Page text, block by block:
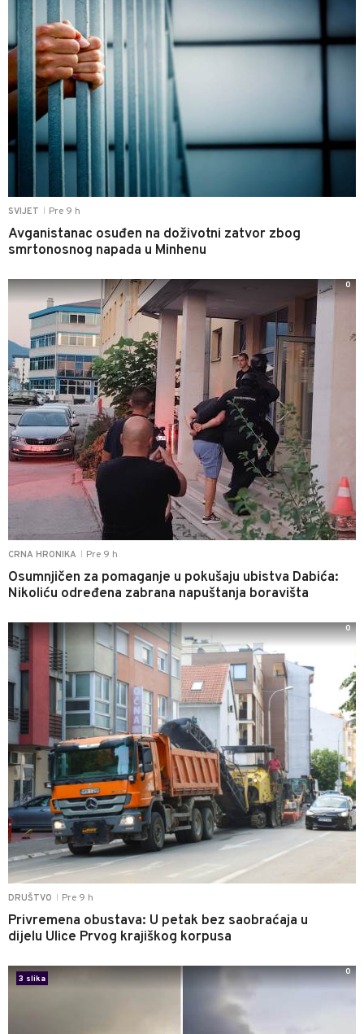
SVIJET Pre 9 h
Avganistanac osuđen na doživotni zatvor zbog
smrtonosnog napada u Minhenu
CRNA HRONIKA Pre 9 h
Osumnjičen za pomaganje u pokušaju ubistva Dabića:
Nikoliću određena zabrana napuštanja boravišta
0
DRUŠTVO Pre 9 h
Privremena obustava: U petak bez saobraćaja u
dijelu Ulice Prvog krajiškog korpusa
0
3 slika
0